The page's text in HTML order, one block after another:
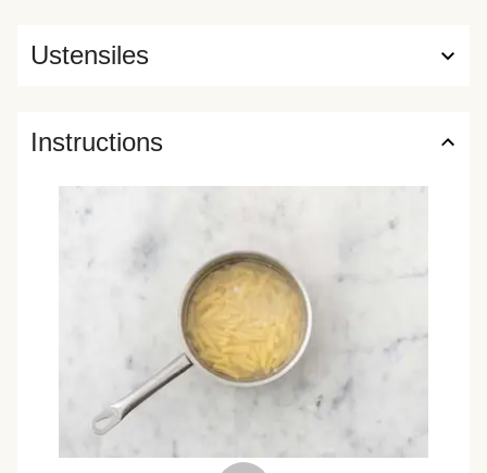
Ustensiles
Instructions